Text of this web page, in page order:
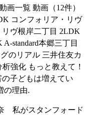
画一覧 動画（12件）
コンフォリア・リヴ
ヴ根岸二丁目 2LDK
standard本郷三丁目
のリアル 三井住友カ
強化 もっと教えて！
の子どもは増えてい
の理由.
私がスタンフォード